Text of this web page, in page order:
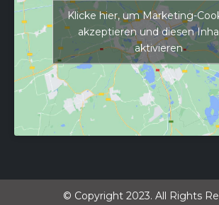
Klicke hier, um Marketing-
akzeptieren und diesen
aktivieren
© Copyright 2023. All Rights